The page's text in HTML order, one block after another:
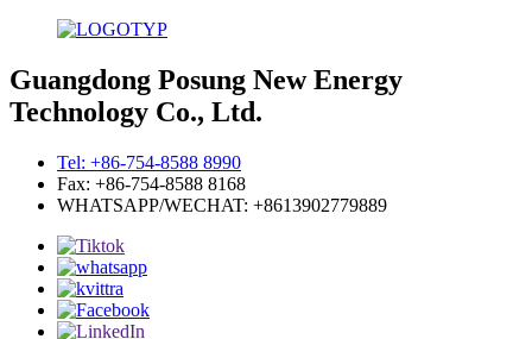
Guangdong Posung New Energy
Technology Co., Ltd.
Tel: +86-754-8588 8990
Fax: +86-754-8588 8168
WHATSAPP/WECHAT: +8613902779889